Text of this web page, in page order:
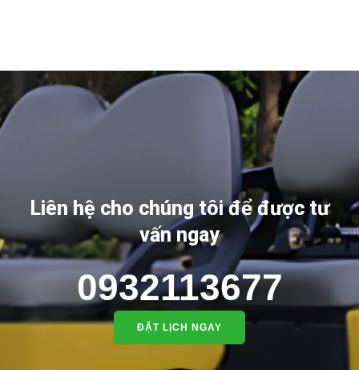
Liên hệ cho chúng tôi để được tư
vấn ngay
0932113677
ĐẶT LỊCH NGAY